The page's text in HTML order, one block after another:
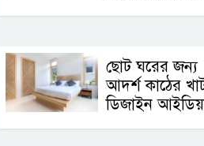
ছোট ঘরের জন্য
আদর্শ কাঠের
ডিজাইন